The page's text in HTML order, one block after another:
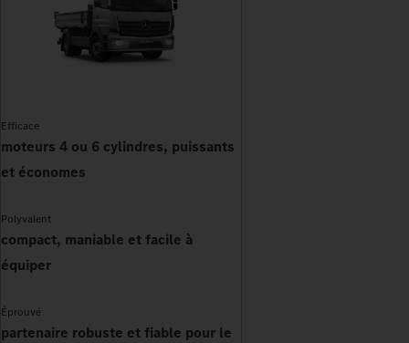
Efficace
moteurs 4 ou 6 cylindres, puissants
et économes
Polyvalent
compact, maniable et facile à
équiper
Éprouvé
partenaire robuste et fiable pour le